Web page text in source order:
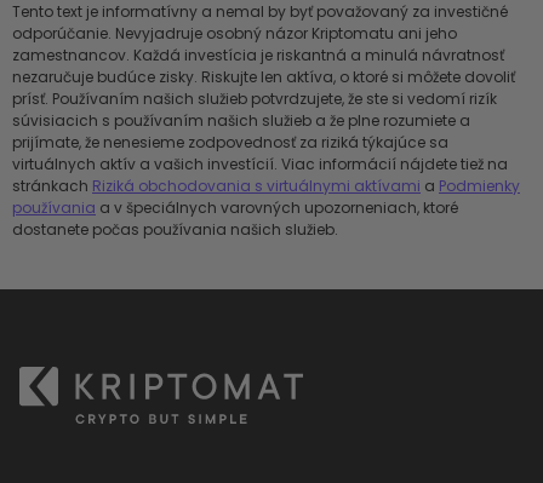
Tento text je informatívny a nemal by byť považovaný za investičné
odporúčanie. Nevyjadruje osobný názor Kriptomatu ani jeho
zamestnancov. Každá investícia je riskantná a minulá návratnosť
nezaručuje budúce zisky. Riskujte len aktíva, o ktoré si môžete dovoliť
prísť. Používaním našich služieb potvrdzujete, že ste si vedomí rizík
súvisiacich s používaním našich služieb a že plne rozumiete a
prijímate, že nenesieme zodpovednosť za riziká týkajúce sa
virtuálnych aktív a vašich investícií. Viac informácií nájdete tiež na
stránkach Riziká obchodovania s virtuálnymi aktívami a Podmienky
používania a v špeciálnych varovných upozorneniach, ktoré
dostanete počas používania našich služieb.